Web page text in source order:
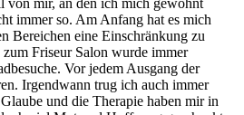
immer so. Am Anfang hat es mich
Bereichen eine Einschränkung zu
Friseur Salon wurde immer
Vor jedem Ausgang der
Irgendwann trug ich auch immer
und die Therapie haben mir in